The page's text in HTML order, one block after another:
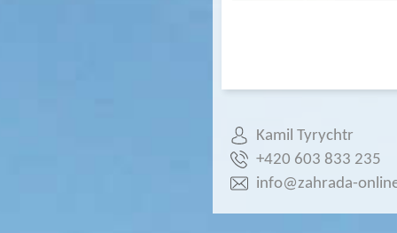
Kamil Tyrychtr
+420 603 833 235
info@zahrada-